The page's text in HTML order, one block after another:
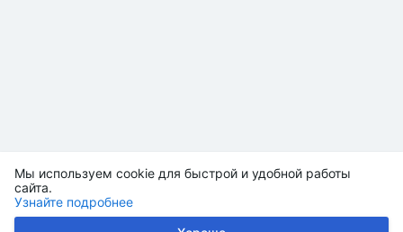
Мы используем cookie для быстрой и удобной работы
сайта.
Узнайте подробнее